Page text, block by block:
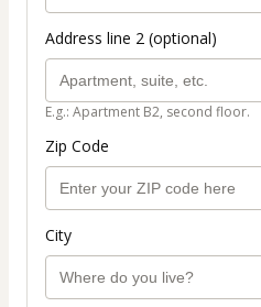
Address line 2 (optional)
E.g.: Apartment B2, second floor.
Zip Code
City